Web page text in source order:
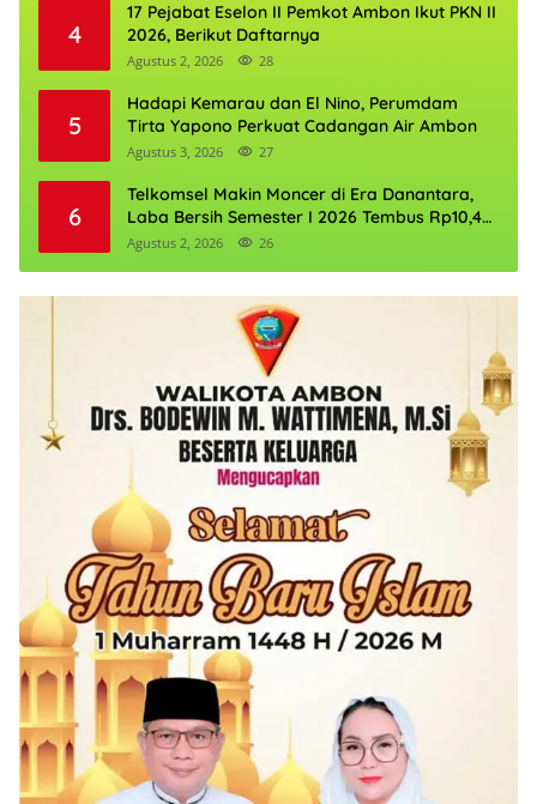
4
17 Pejabat Eselon II Pemkot Ambon Ikut PKN II
2026, Berikut Daftarnya
Agustus 2, 2026 28
5
Hadapi Kemarau dan El Nino, Perumdam
Tirta Yapono Perkuat Cadangan Air Ambon
Agustus 3, 2026 27
6
Telkomsel Makin Moncer di Era Danantara,
Laba Bersih Semester I 2026 Tembus Rp10,4
Triliun
Agustus 2, 2026 26